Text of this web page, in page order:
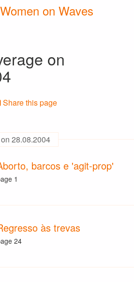
Women on Waves
on
Share this page
28.08.2004
barcos e 'agit-prop'
1
às trevas
24